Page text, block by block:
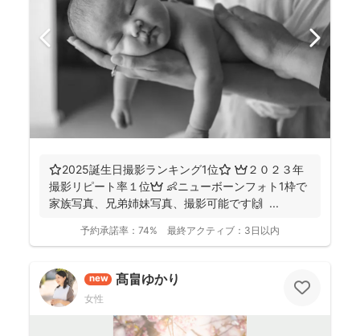
⭐️2025誕生日撮影ランキング1位⭐️ 👑２０２３年
撮影リピート率１位👑 👶ニューボーンフォト1枠で
家族写真、兄弟姉妹写真、撮影可能です🙌 ...
予約承諾率： 74% 最終アクティブ： 3日以内
new 髙畠ゆかり
女性